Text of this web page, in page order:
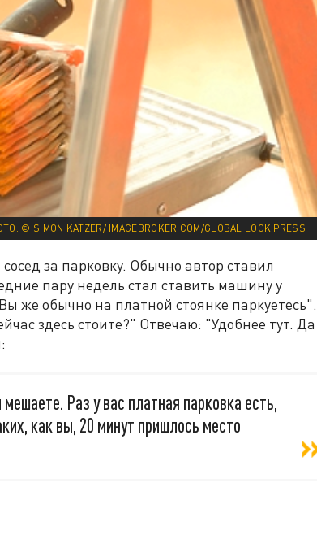
© SIMON KATZER/ IMAGEBROKER.COM/GLOBAL LOOK PRESS
за парковку. Обычно автор ставил
пару недель стал ставить машину у
же обычно на платной стоянке паркуетесь".
здесь стоите?" Отвечаю: "Удобнее тут. Да
Раз у вас платная парковка есть,
как вы, 20 минут пришлось место